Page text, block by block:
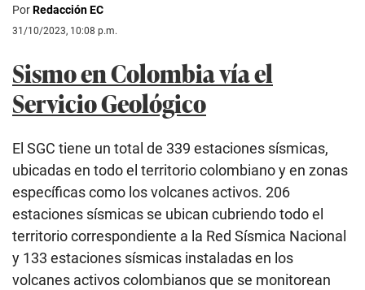
PorRedacción EC
31/10/2023, 10:08 p.m.
Sismo en Colombia vía el
Servicio Geológico
El SGC tiene un total de 339 estaciones sísmicas,
ubicadas en todo el territorio colombiano y en zonas
específicas como los volcanes activos. 206
estaciones sísmicas se ubican cubriendo todo el
territorio correspondiente a la Red Sísmica Nacional
y 133 estaciones sísmicas instaladas en los
volcanes activos colombianos que se monitorean